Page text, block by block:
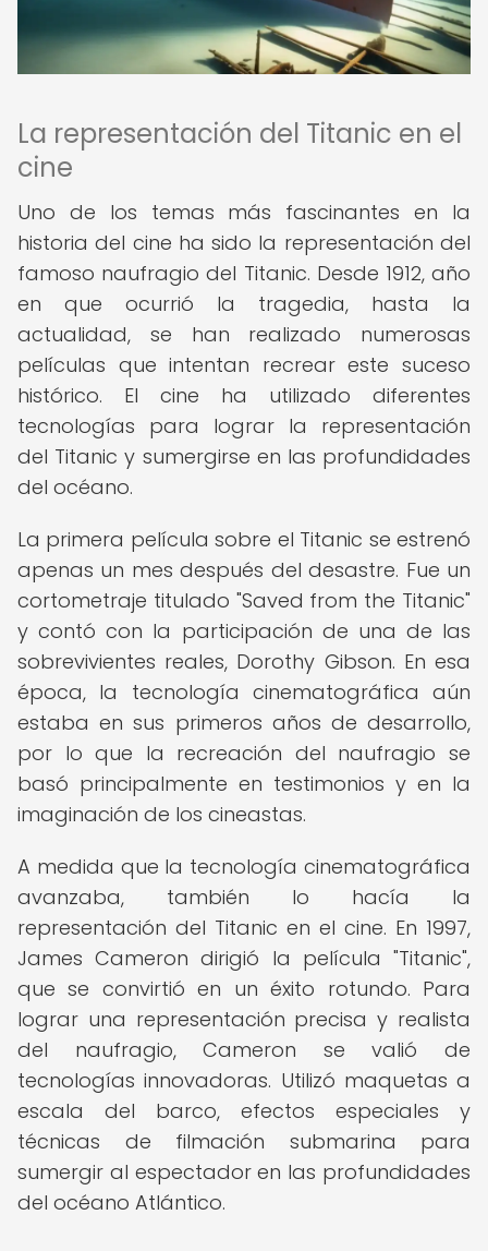
La representación del Titanic en el
cine
Uno de los temas más fascinantes en la
historia del cine ha sido la representación del
famoso naufragio del Titanic. Desde 1912, año
en que ocurrió la tragedia, hasta la
actualidad, se han realizado numerosas
películas que intentan recrear este suceso
histórico. El cine ha utilizado diferentes
tecnologías para lograr la representación
del Titanic y sumergirse en las profundidades
del océano.
La primera película sobre el Titanic se estrenó
apenas un mes después del desastre. Fue un
cortometraje titulado "Saved from the Titanic"
y contó con la participación de una de las
sobrevivientes reales, Dorothy Gibson. En esa
época, la tecnología cinematográfica aún
estaba en sus primeros años de desarrollo,
por lo que la recreación del naufragio se
basó principalmente en testimonios y en la
imaginación de los cineastas.
A medida que la tecnología cinematográfica
avanzaba, también lo hacía la
representación del Titanic en el cine. En 1997,
James Cameron dirigió la película "Titanic",
que se convirtió en un éxito rotundo. Para
lograr una representación precisa y realista
del naufragio, Cameron se valió de
tecnologías innovadoras. Utilizó maquetas a
escala del barco, efectos especiales y
técnicas de filmación submarina para
sumergir al espectador en las profundidades
del océano Atlántico.